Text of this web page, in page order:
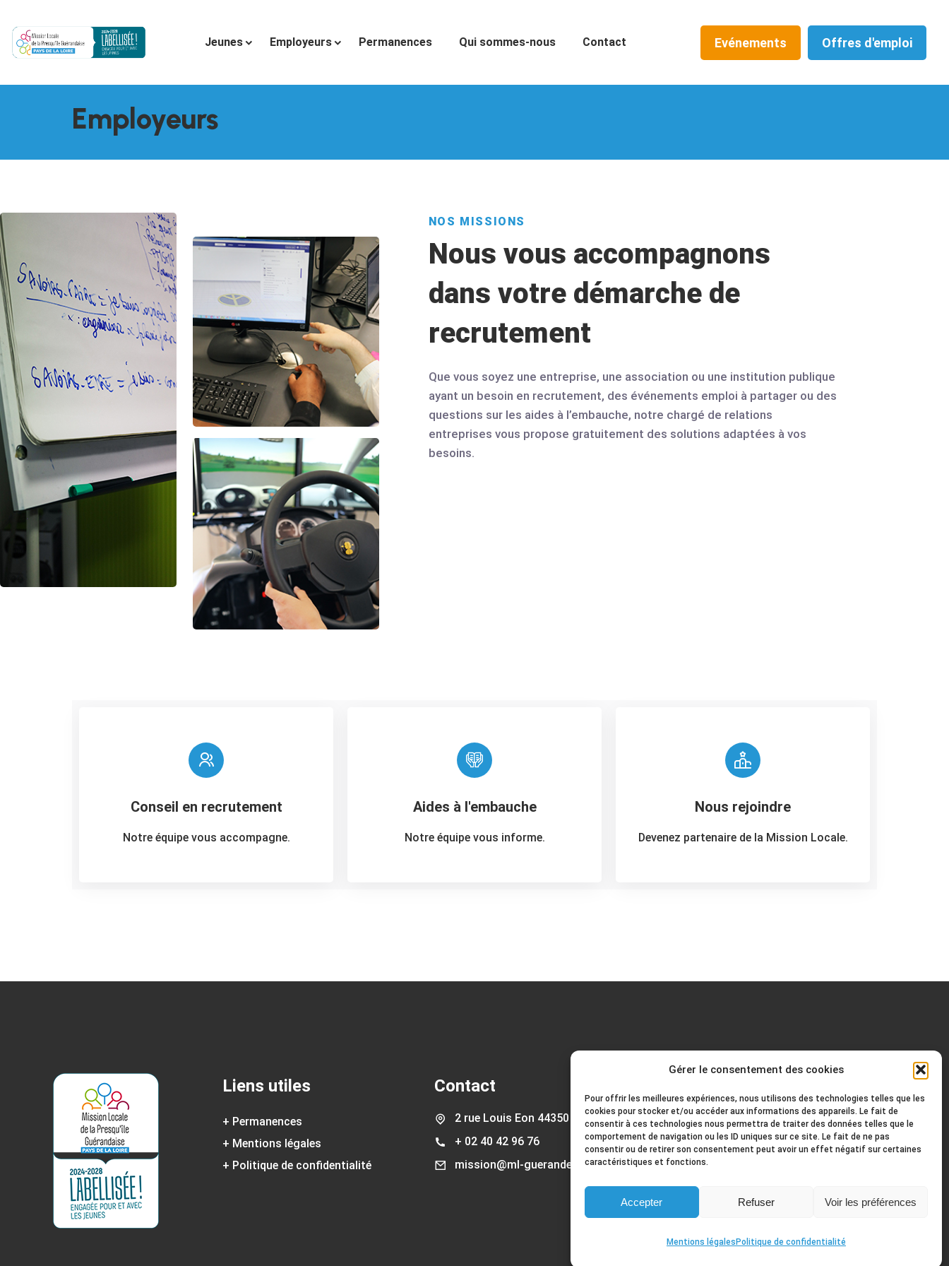
Gérer le consentement des cookies
Pour offrir les meilleures expériences, nous utilisons des technologies telles que les
cookies pour stocker et/ou accéder aux informations des appareils. Le fait de
consentir à ces technologies nous permettra de traiter des données telles que le
comportement de navigation ou les ID uniques sur ce site. Le fait de ne pas
consentir ou de retirer son consentement peut avoir un effet négatif sur certaines
caractéristiques et fonctions.
Accepter Refuser Voir les préférences
Mentions légales Politique de confidentialité
Jeunes Employeurs Permanences Qui sommes-nous Contact Evénements Offres d'emploi
Employeurs
NOS MISSIONS
Nous vous accompagnons
dans votre démarche de
recrutement
Que vous soyez une entreprise, une association ou une institution publique
ayant un besoin en recrutement, des événements emploi à partager ou des
questions sur les aides à l’embauche, notre chargé de relations
entreprises vous propose gratuitement des solutions adaptées à vos
besoins.
Conseil en recrutement
Notre équipe vous accompagne.
Aides à l'embauche
Notre équipe vous informe.
Nous rejoindre
Devenez partenaire de la Mission Locale.
Liens utiles
+ Permanences
+ Mentions légales
+ Politique de confidentialité
Contact
2 rue Louis Eon 44350 Guérande
+ 02 40 42 96 76
mission@ml-guerande.fr